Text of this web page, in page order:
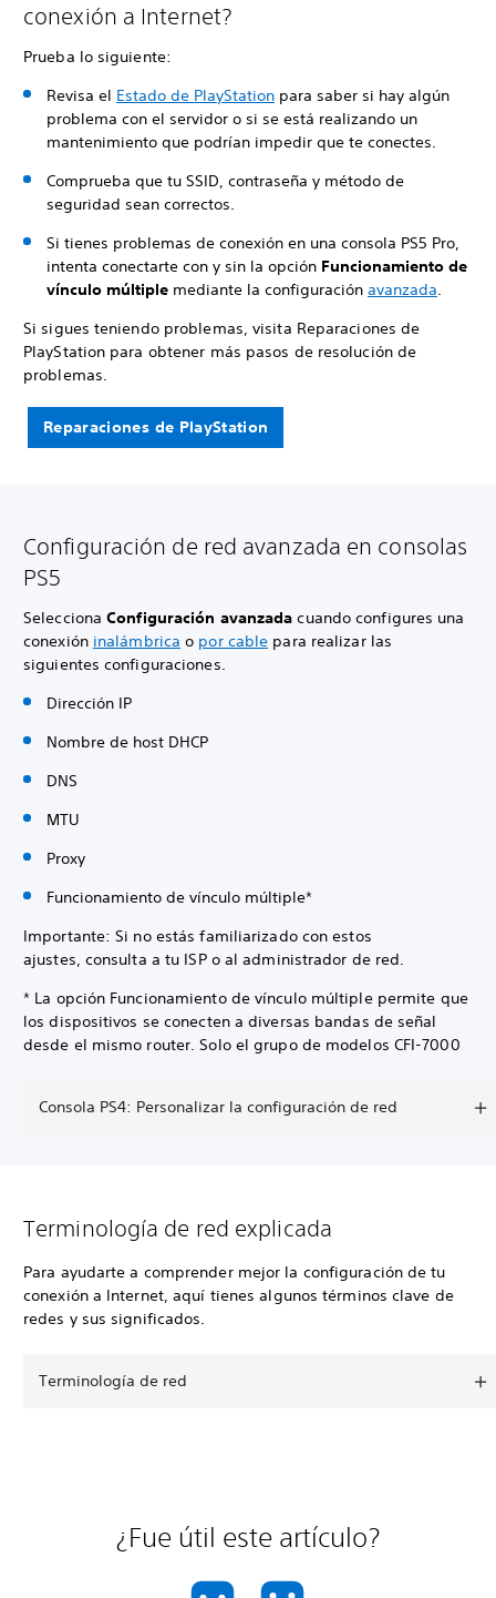
conexión a Internet?
Prueba lo siguiente:
Revisa el Estado de PlayStation para saber si hay algún
problema con el servidor o si se está realizando un
mantenimiento que podrían impedir que te conectes.
Comprueba que tu SSID, contraseña y método de
seguridad sean correctos.
Si tienes problemas de conexión en una consola PS5 Pro,
intenta conectarte con y sin la opción Funcionamiento de
vínculo múltiple mediante la configuración avanzada.
Si sigues teniendo problemas, visita Reparaciones de
PlayStation para obtener más pasos de resolución de
problemas.
Reparaciones de PlayStation
Configuración de red avanzada en consolas
PS5
SeleccionaConfiguración avanzada cuando configures una
conexión inalámbrica o por cable para realizar las
siguientes configuraciones.
Dirección IP
Nombre de host DHCP
DNS
MTU
Proxy
Funcionamiento de vínculo múltiple*
Importante: Si no estás familiarizado con estos
ajustes, consulta a tu ISP o al administrador de red.
* La opción Funcionamiento de vínculo múltiple permite que
los dispositivos se conecten a diversas bandas de señal
desde el mismo router. Solo el grupo de modelos CFI-7000
Consola PS4: Personalizar la configuración de red
Terminología de red explicada
Para ayudarte a comprender mejor la configuración de tu
conexión a Internet, aquí tienes algunos términos clave de
redes y sus significados.
Terminología de red
¿Fue útil este artículo?